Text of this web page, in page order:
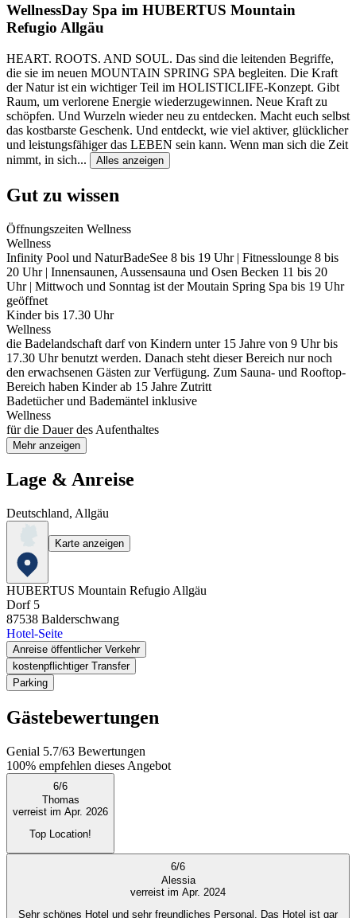
WellnessDay Spa im HUBERTUS Mountain
Refugio Allgäu
HEART. ROOTS. AND SOUL. Das sind die leitenden Begriffe,
die sie im neuen MOUNTAIN SPRING SPA begleiten. Die Kraft
der Natur ist ein wichtiger Teil im HOLISTICLIFE-Konzept. Gibt
Raum, um verlorene Energie wiederzugewinnen. Neue Kraft zu
schöpfen. Und Wurzeln wieder neu zu entdecken. Macht euch selbst
das kostbarste Geschenk. Und entdeckt, wie viel aktiver, glücklicher
und leistungsfähiger das LEBEN sein kann. Wenn man sich die Zeit
nimmt, in sich... Alles anzeigen
Gut zu wissen
Öffnungszeiten Wellness
Wellness
Infinity Pool und NaturBadeSee 8 bis 19 Uhr | Fitnesslounge 8 bis
20 Uhr | Innensaunen, Aussensauna und Osen Becken 11 bis 20
Uhr | Mittwoch und Sonntag ist der Moutain Spring Spa bis 19 Uhr
geöffnet
Kinder bis 17.30 Uhr
Wellness
die Badelandschaft darf von Kindern unter 15 Jahre von 9 Uhr bis
17.30 Uhr benutzt werden. Danach steht dieser Bereich nur noch
den erwachsenen Gästen zur Verfügung. Zum Sauna- und Rooftop-
Bereich haben Kinder ab 15 Jahre Zutritt
Badetücher und Bademäntel inklusive
Wellness
für die Dauer des Aufenthaltes
Mehr anzeigen
Lage & Anreise
Deutschland, Allgäu
Karte anzeigen
HUBERTUS Mountain Refugio Allgäu
Dorf 5
87538 Balderschwang
Hotel-Seite
Anreise öffentlicher Verkehr
kostenpflichtiger Transfer
Parking
Gästebewertungen
Genial 5.7/63 Bewertungen
100% empfehlen dieses Angebot
6/6
Thomas
verreist im Apr. 2026
Top Location!
6/6
Alessia
verreist im Apr. 2024
Sehr schönes Hotel und sehr freundliches Personal. Das Hotel ist gar